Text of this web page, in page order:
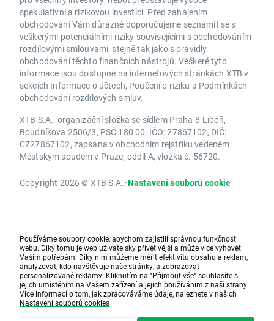
spekulativní a rizikovou investici. Před zahájením
obchodování Vám důrazně doporučujeme seznámit se s
veškerými potenciálními riziky souvisejícími s obchodováním
rozdílovými smlouvami, stejně tak jako s pravidly
obchodování těchto finančních nástrojů. Veškeré tyto
informace jsou dostupné na internetových stránkách XTB v
sekcích Informace o účtech, Poučení o riziku a Podmínkách
obchodování rozdílových smluv.
XTB S.A., organizační složka se sídlem Praha 8-Libeň,
Boudníkova 2506/3, PSČ 180 00, IČO: 27867102, DIČ:
CZ27867102, zapsána v obchodním rejstříku vedeném
Městským soudem v Praze, oddíl A, vložka č. 56720.
Copyright 2026 © XTB S.A.•Nastavení souborů cookie
Používáme soubory cookie, abychom zajistili správnou funkčnost
webu. Díky tomu je web uživatelsky přívětivější a může více vyhovět
Vašim potřebám. Díky nim můžeme měřit efektivitu obsahu a reklam,
analyzovat, kdo navštěvuje naše stránky, a zobrazovat
personalizované reklamy. Kliknutím na "Přijmout vše“ souhlasíte s
jejich umístěním na Vašem zařízení a jejich používáním z naší strany.
Více informací o tom, jak zpracováváme údaje, naleznete v našich
Nastavení souborů cookies